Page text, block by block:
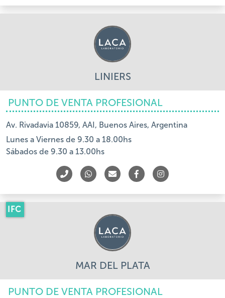
LINIERS
PUNTO DE VENTA PROFESIONAL
Av. Rivadavia 10859, AAI, Buenos Aires, Argentina
Lunes a Viernes de 9.30 a 18.00hs
Sábados de 9.30 a 13.00hs
IFC
MAR DEL PLATA
PUNTO DE VENTA PROFESIONAL